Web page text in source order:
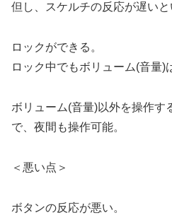
但し、スケルチの反応が遅いと
ロックができる。
ロック中でもボリューム(音量)
ボリューム(音量)以外を操作す
で、夜間も操作可能。
＜悪い点＞
ボタンの反応が悪い。